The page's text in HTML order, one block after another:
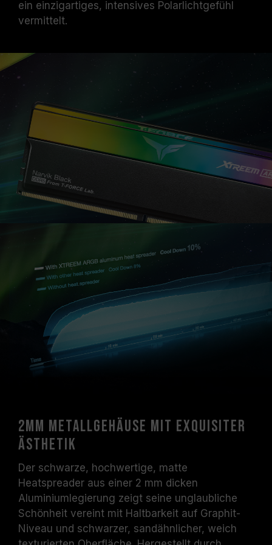
ein typisches Phänomen und kein
Produktfehler.
Systemeinstellungen abhängt.
Eine Übertaktung (wie z. B. die Aktivierung
von XMP 3.0 / EXPO-Einstellungen) ist nicht
Teil des JEDEC-Standards und kann die
Systemstabilität beinträchtigen. Falls die
Übertaktung zur Instabilität des Systems
führt, kehren Sie bitte zu den BIOS-
Standardeinstellungen zurück.
Die angegebene Frequenz des
Frequenz. Sie wird jedoch nicht von allen
Systemen erreicht werden können.
Vergewissern Sie sich, dass Ihr Motherboard
und Ihr Prozessor die entsprechenden
Übertaktungstechnologien (XMP 3.0 /
EXPO) unterstützen; andernfalls erreicht der
Speicher eventuell nicht die angegebene
Übertaktungsfrequenz.
TEAMGROUP-Speichermodule werden unter
Motherboard wenden Sie sich bitte an den
jeweiligen Kundendienst des Prozessor- oder
Motherboard-Herstellers.
ein einzigartiges, intensives Polarlichtgefühl
vermittelt.
2mm Metallgehäuse mit exquisiter
Ästhetik
Der schwarze, hochwertige, matte
Heatspreader aus einer 2 mm dicken
Aluminiumlegierung zeigt seine unglaubliche
Schönheit vereint mit Haltbarkeit auf Graphit-
Niveau und schwarzer, sandähnlicher, weich